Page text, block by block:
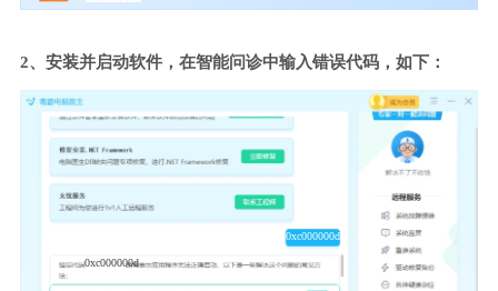
2、安装并启动软件，在智能问诊中输入错误代码，如下：
0xc000000d
0xc000000d